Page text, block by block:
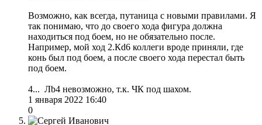
Возможно, как всегда, путаница с новыми правилами. Я
так понимаю, что до своего хода фигура должна
находиться под боем, но не обязательно после.
Например, мой ход 2.Кd6 коллеги вроде приняли, где
конь был под боем, а после своего хода перестал быть
под боем.
4... Лb4 невозможно, т.к. ЧК под шахом.
1 января 2022 16:40
0